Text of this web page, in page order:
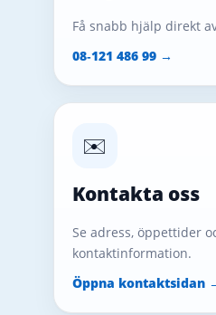
Få snabb hjälp direkt
08‑121 486 99 →
✉️
Kontakta oss
Se adress, öppettider
kontaktinformation.
Öppna kontaktsidan